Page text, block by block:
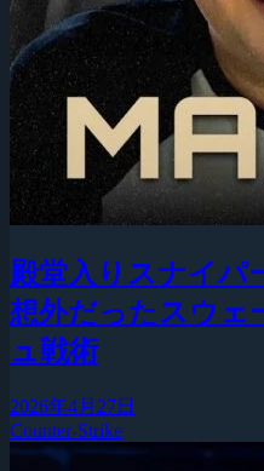
殿堂入りスナイパ
想外だったスウェ
ュ戦術
2026年4月27日
Counter-Strike